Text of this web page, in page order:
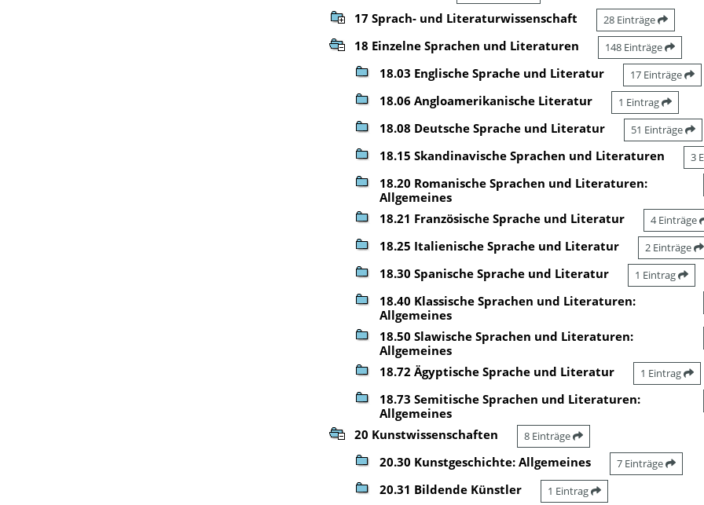
17 Sprach- und Literaturwissenschaft 28 Einträge
18 Einzelne Sprachen und Literaturen 148 Einträge
18.03 Englische Sprache und Literatur 17 Einträge
18.06 Angloamerikanische Literatur 1 Eintrag
18.08 Deutsche Sprache und Literatur 51 Einträge
18.15 Skandinavische Sprachen und Literaturen 3
18.20 Romanische Sprachen und Literaturen:
Allgemeines
18.21 Französische Sprache und Literatur 4 Einträge
18.25 Italienische Sprache und Literatur 2 Einträge
18.30 Spanische Sprache und Literatur 1 Eintrag
18.40 Klassische Sprachen und Literaturen:
Allgemeines
18.50 Slawische Sprachen und Literaturen:
Allgemeines
18.72 Ägyptische Sprache und Literatur 1 Eintrag
18.73 Semitische Sprachen und Literaturen:
Allgemeines
20 Kunstwissenschaften 8 Einträge
20.30 Kunstgeschichte: Allgemeines 7 Einträge
20.31 Bildende Künstler 1 Eintrag